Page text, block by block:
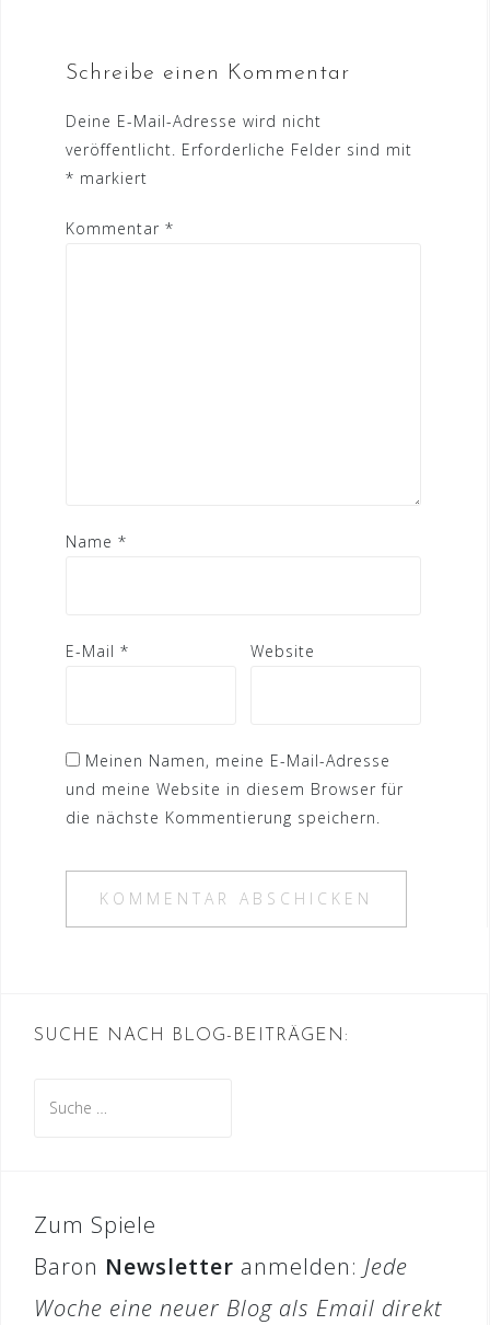
Schreibe einen Kommentar
Deine E-Mail-Adresse wird nicht
veröffentlicht. Erforderliche Felder sind mit
* markiert
Kommentar *
Name *
E-Mail * Website
Meinen Namen, meine E-Mail-Adresse
und meine Website in diesem Browser für
die nächste Kommentierung speichern.
SUCHE NACH BLOG-BEITRÄGEN:
nach:
Zum Spiele
Baron Newsletter anmelden: Jede
Woche eine neuer Blog als Email direkt